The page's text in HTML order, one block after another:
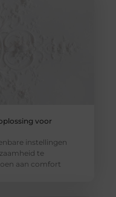
voor
instellingen
te
aan comfort